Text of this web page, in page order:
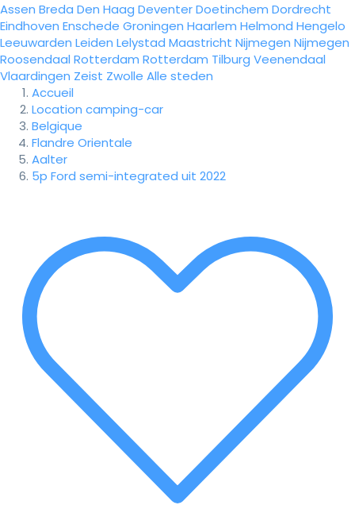
Assen Breda Den Haag DeventerDoetinchem Dordrecht
Eindhoven Enschede Groningen Haarlem Helmond Hengelo
Leeuwarden Leiden Lelystad Maastricht Nijmegen Nijmegen
Roosendaal Rotterdam Rotterdam Tilburg Veenendaal
Vlaardingen Zeist Zwolle Alle steden
Accueil
Location camping-car
Belgique
Flandre Orientale
Aalter
5p Ford semi-integrated uit 2022